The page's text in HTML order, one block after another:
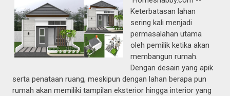
Keterbatasan lahan
sering kali menjadi
permasalahan utama
oleh pemilik ketika akan
membangun rumah.
Dengan desain yang apik
serta penataan ruang, meskipun dengan lahan berapa pun
rumah akan memiliki tampilan eksterior hingga interior yang